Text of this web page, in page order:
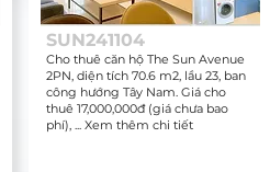
Cho thuê căn hộ The Sun Avenue
2PN, diện tích 70.6 m2, lầu 23, ban
công hướng Tây Nam. Giá cho
thuê 17,000,000đ (giá chưa bao
phí), ... Xem thêm chi tiết
SUN241104